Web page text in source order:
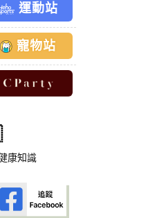
運動站
寵物站
康知識